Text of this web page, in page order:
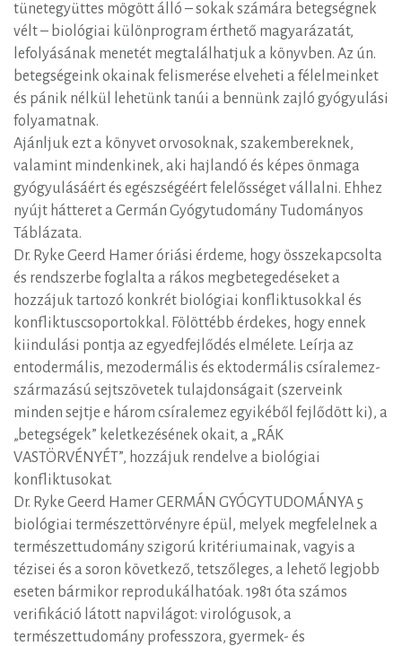
tünetegyüttes mögött álló – sokak számára betegségnek
vélt – biológiai különprogram érthető magyarázatát,
lefolyásának menetét megtalálhatjuk a könyvben. Az ún.
betegségeink okainak felismerése elveheti a félelmeinket
és pánik nélkül lehetünk tanúi a bennünk zajló gyógyulási
folyamatnak.
Ajánljuk ezt a könyvet orvosoknak, szakembereknek,
valamint mindenkinek, aki hajlandó és képes önmaga
gyógyulásáért és egészségéért felelősséget vállalni. Ehhez
nyújt hátteret a Germán Gyógytudomány Tudományos
Táblázata.
Dr. Ryke Geerd Hamer óriási érdeme, hogy összekapcsolta
és rendszerbe foglalta a rákos megbetegedéseket a
hozzájuk tartozó konkrét biológiai konfliktusokkal és
konfliktuscsoportokkal. Fölöttébb érdekes, hogy ennek
kiindulási pontja az egyedfejlődés elmélete. Leírja az
entodermális, mezodermális és ektodermális csíralemez-
származású sejtszövetek tulajdonságait (szerveink
minden sejtje e három csíralemez egyikéből fejlődött ki), a
„betegségek” keletkezésének okait, a „RÁK
VASTÖRVÉNYÉT”, hozzájuk rendelve a biológiai
konfliktusokat.
Dr. Ryke Geerd Hamer GERMÁN GYÓGYTUDOMÁNYA 5
biológiai természettörvényre épül, melyek megfelelnek a
természettudomány szigorú kritériumainak, vagyis a
tézisei és a soron következő, tetszőleges, a lehető legjobb
eseten bármikor reprodukálhatóak. 1981 óta számos
verifikáció látott napvilágot: virológusok, a
természettudomány professzora, gyermek- és